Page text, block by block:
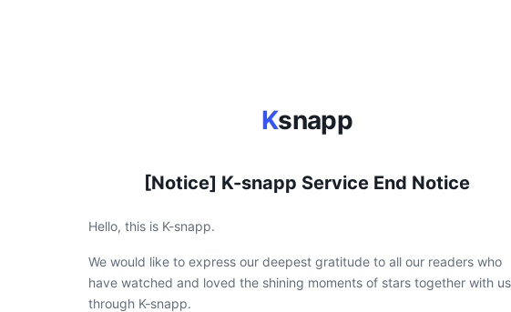
Ksnapp
[Notice] K-snapp Service End Notice
Hello, this is K-snapp.
We would like to express our deepest gratitude to all our readers who
have watched and loved the shining moments of stars together with us
through K-snapp.